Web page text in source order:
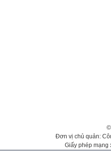
Đơn vị chủ quản:
Giấy phép mạng